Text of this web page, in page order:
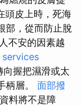
頭皮上時，死海
部，從而防止脫
不安的因素越
services
向握把濕滑或太
柄層。 面部撥
料將不是障